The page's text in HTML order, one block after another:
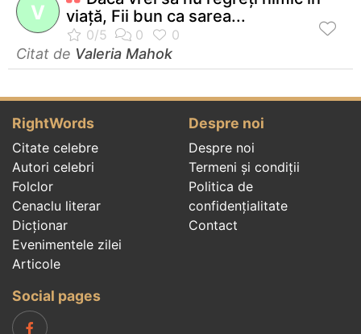
V
viaţă, Fii bun ca sarea...
Citat de Valeria Mahok
RightWords
Citate celebre
Autori celebri
Folclor
Cenaclu literar
Dicționar
Evenimentele zilei
Articole
Despre noi
Despre noi
Termeni și condiții
Politica de
confidenţialitate
Contact
Social pages